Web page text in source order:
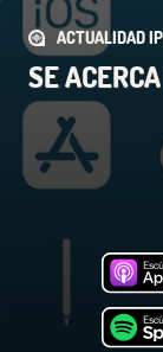
ACTUALIDAD
SE